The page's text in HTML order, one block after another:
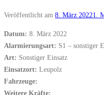
Veröffentlicht am 8. März 20221.
Datum: 8. März 2022
Alarmierungsart: S1 – sonstiger
Art: Sonstiger Einsatz
Einsatzort: Leupolz
Fahrzeuge:
Weitere Kräfte: